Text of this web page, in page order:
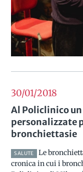
30/012018
Al Policlinico
personalizzate
bronchiettasie
SALUTE
Le
cronica in cui i